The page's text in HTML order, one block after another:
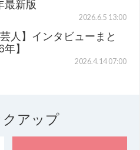
最新版
2026.6.5 13:00
芸人】インタビューまと
】
2026.4.14 07:00
クアップ